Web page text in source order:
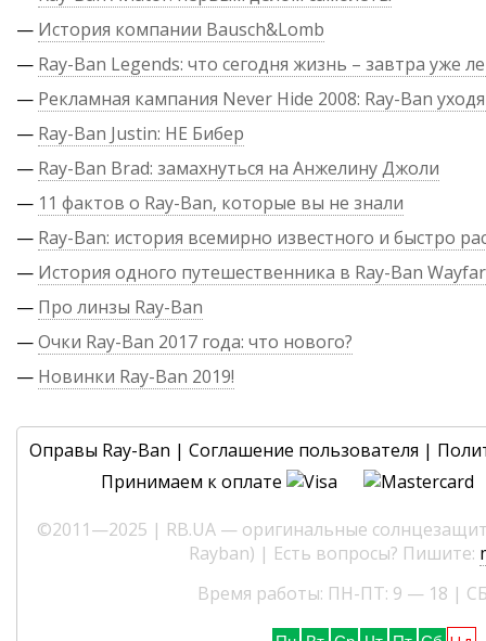
— История компании Bausch&Lomb
— Ray-Ban Legends: что сегодня жизнь – завтра уже
— Рекламная кампания Never Hide 2008: Ray-Ban
— Ray-Ban Justin: НЕ Бибер
— Ray-Ban Brad: замахнуться на Анжелину Джоли
— 11 фактов о Ray-Ban, которые вы не знали
— Ray-Ban: история всемирно известного и быстро
— История одного путешественника в Ray-Ban
— Про линзы Ray-Ban
—Очки Ray-Ban 2017 года: что нового?
— Новинки Ray-Ban 2019!
Оправы Ray-Ban | Соглашение пользователя |
Принимаем к оплате
©2011—2025 | RB.UA — оригинальные
Rayban) | Есть вопросы? Пишите:
Время работы: ПН-ПТ: 9 — 18 |